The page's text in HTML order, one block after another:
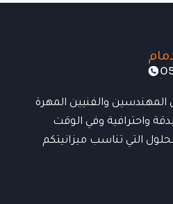
والفنيين المهرة
واحترافية وفي الوقت
التي تناسب ميزانيتكم